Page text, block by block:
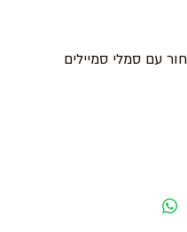
עם סמלי סמיילים